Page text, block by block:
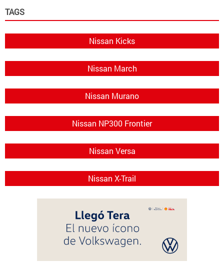
TAGS
Nissan Kicks
Nissan March
Nissan Murano
Nissan NP300 Frontier
Nissan Versa
Nissan X-Trail